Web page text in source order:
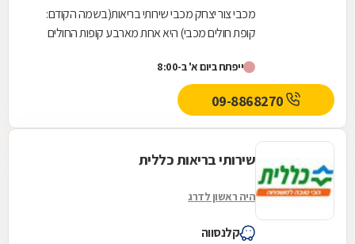
מכבי צור יצחק מכבי שירותי בריאות(בשמה הקודם:
קופת חולים מכבי) היא אחת מארבע קופות החולים
והחלה את...
ייפתח ביום א' ב-8:00
09-8868270
שירותי בריאות כללית
היה ראשון לדרג
קלנסווה